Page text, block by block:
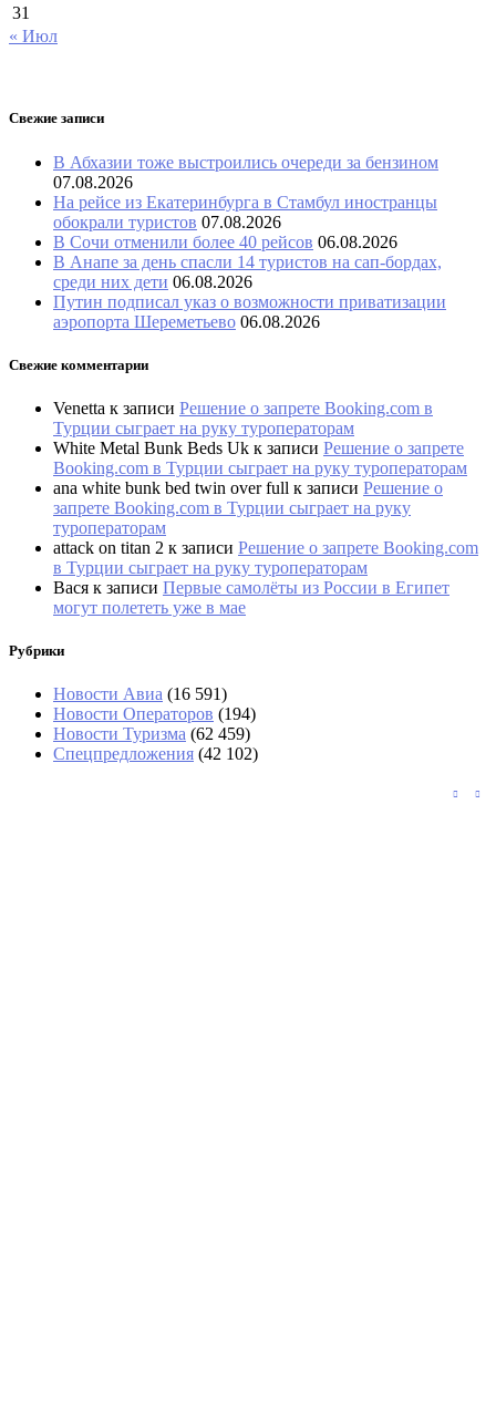
31
« Июл
Свежие записи
В Абхазии тоже выстроились очереди за бензином
07.08.2026
На рейсе из Екатеринбурга в Стамбул иностранцы
обокрали туристов 07.08.2026
В Сочи отменили более 40 рейсов 06.08.2026
В Анапе за день спасли 14 туристов на сап-бордах,
среди них дети 06.08.2026
Путин подписал указ о возможности приватизации
аэропорта Шереметьево 06.08.2026
Свежие комментарии
Venetta к записи Решение о запрете Booking.com в
Турции сыграет на руку туроператорам
White Metal Bunk Beds Uk к записи Решение о запрете
Booking.com в Турции сыграет на руку туроператорам
ana white bunk bed twin over full к записи Решение о
запрете Booking.com в Турции сыграет на руку
туроператорам
attack on titan 2 к записи Решение о запрете Booking.com
в Турции сыграет на руку туроператорам
Вася к записи Первые самолёты из России в Египет
могут полететь уже в мае
Рубрики
Новости Авиа (16 591)
Новости Операторов (194)
Новости Туризма (62 459)
Спецпредложения (42 102)